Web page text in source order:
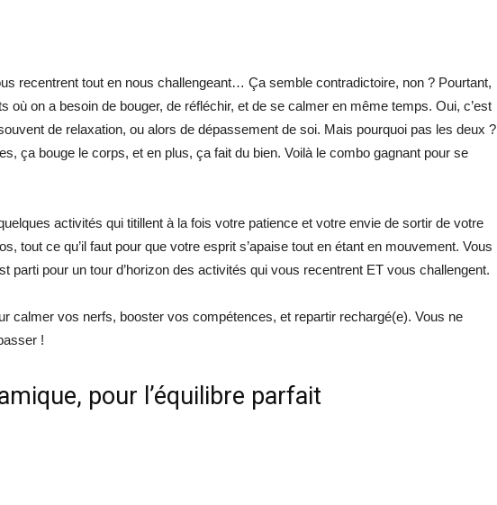
recentrent tout en nous challengeant… Ça semble contradictoire, non ? Pourtant,
où on a besoin de bouger, de réfléchir, et de se calmer en même temps. Oui, c’est
de relaxation, ou alors de dépassement de soi. Mais pourquoi pas les deux ?
ça bouge le corps, et en plus, ça fait du bien. Voilà le combo gagnant pour se
activités qui titillent à la fois votre patience et votre envie de sortir de votre
tout ce qu’il faut pour que votre esprit s’apaise tout en étant en mouvement. Vous
parti pour un tour d’horizon des activités qui vous recentrent ET vous challengent.
calmer vos nerfs, booster vos compétences, et repartir rechargé(e). Vous ne
!
pour l’équilibre parfait